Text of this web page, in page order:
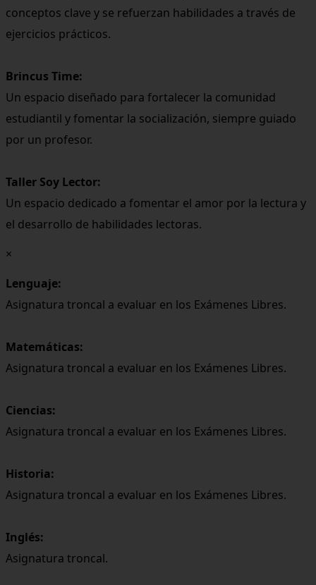
conceptos clave y se refuerzan habilidades a través de
ejercicios prácticos.
Brincus Time:
Un espacio diseñado para fortalecer la comunidad
estudiantil y fomentar la socialización, siempre guiado
por un profesor.
Taller Soy Lector:
Un espacio dedicado a fomentar el amor por la lectura y
el desarrollo de habilidades lectoras.
×
Lenguaje:
Asignatura troncal a evaluar en los Exámenes Libres.
Matemáticas:
Asignatura troncal a evaluar en los Exámenes Libres.
Ciencias:
Asignatura troncal a evaluar en los Exámenes Libres.
Historia:
Asignatura troncal a evaluar en los Exámenes Libres.
Inglés:
Asignatura troncal.